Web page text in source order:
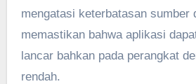
mengatasi keterbatasan sumber
memastikan bahwa aplikasi
lancar bahkan pada perangkat
rendah.